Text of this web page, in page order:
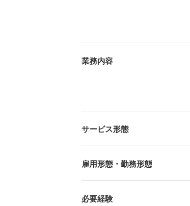
業務内容
サービス形態
雇用形態・勤務形態
必要経験